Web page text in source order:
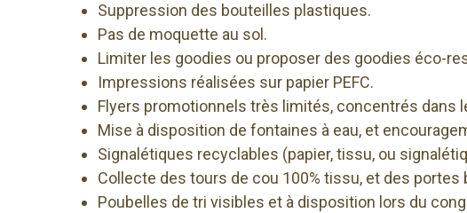
Suppression des bouteilles plastiques.
Pas de moquette au sol.
Limiter les goodies ou proposer des goodies éco-
Impressions réalisées sur papier PEFC.
Flyers promotionnels très limités, concentrés dans
Mise à disposition de fontaines à eau, et
Signalétiques recyclables (papier, tissu, ou
Collecte des tours de cou 100% tissu, et des
Poubelles de tri visibles et à disposition lors du